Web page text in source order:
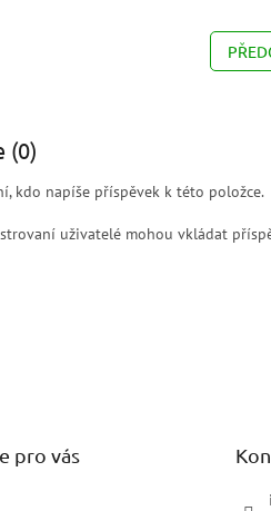
(0)
kdo napíše příspěvek k této položce.
uživatelé mohou vkládat
pro vás